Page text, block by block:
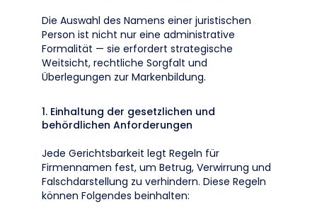
Die Auswahl des Namens einer juristischen
Person ist nicht nur eine administrative
Formalität — sie erfordert strategische
Weitsicht, rechtliche Sorgfalt und
Überlegungen zur Markenbildung.
1. Einhaltung der gesetzlichen und
behördlichen Anforderungen
Jede Gerichtsbarkeit legt Regeln für
Firmennamen fest, um Betrug, Verwirrung und
Falschdarstellung zu verhindern. Diese Regeln
können Folgendes beinhalten: